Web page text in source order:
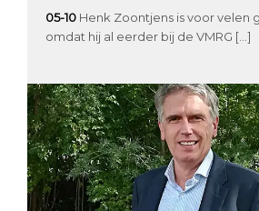
05-10 Henk Zoontjens is voor velen
omdat hij al eerder bij de VMRG […]